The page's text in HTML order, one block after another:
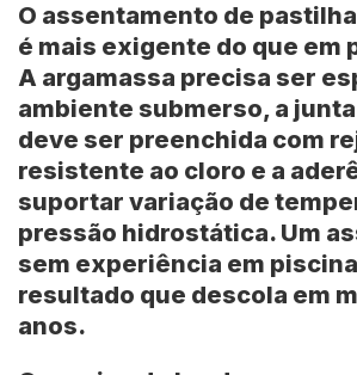
O assentamento de
é mais exigente do que em
A argamassa precisa ser
ambiente submerso, a
deve ser preenchida com
resistente ao cloro e a
suportar variação de
pressão hidrostática. Um
sem experiência em
resultado que descola em
anos.